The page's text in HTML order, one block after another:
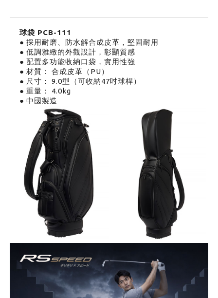
球袋 PCB-111
● 採用耐磨、防水解合成皮革，堅固耐用
● 低調雅緻的外觀設計，彰顯質感
● 配置多功能收納口袋，實用性強
● 材質： 合成皮革（PU）
● 尺寸： 9.0型（可收納47吋球桿）
● 重量： 4.0kg
● 中國製造